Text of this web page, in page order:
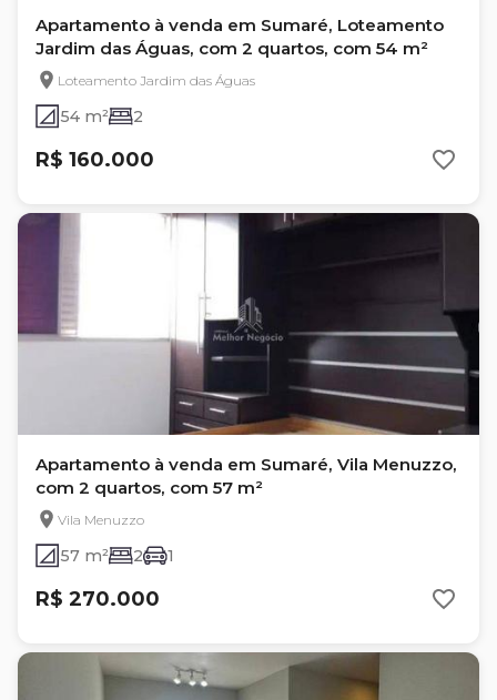
Apartamento à venda em Sumaré, Loteamento
Jardim das Águas, com 2 quartos, com 54 m²
Loteamento Jardim das Águas
54 m² 2
R$ 160.000
Apartamento à venda em Sumaré, Vila Menuzzo,
com 2 quartos, com 57 m²
Vila Menuzzo
57 m² 2 1
R$ 270.000